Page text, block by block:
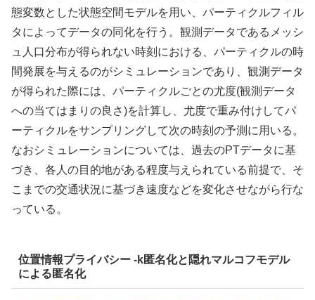
態変数とした状態空間モデルを用い、パーティクルフィル
タによってデータの同化を行う。観測データであるメッシ
ュ人口分布が得られない時刻における、パーティクルの時
間発展を与えるのがシミュレーションであり、観測データ
が得られた際には、パーティクルごとの尤度(観測データ
への当てはまりの良さ)を計算し、尤度で重み付けしてパ
ーティクルをサンプリングして次の時刻の予測に用いる。
なおシミュレーションについては、過去のPTデータに基
づき、各人の目的地がある程度与えられている前提で、そ
こまでの交通状況に基づき速度などを変化させながら行な
っている。
位置情報プライバシー -k匿名化と隠れマルコフモデル
による匿名化